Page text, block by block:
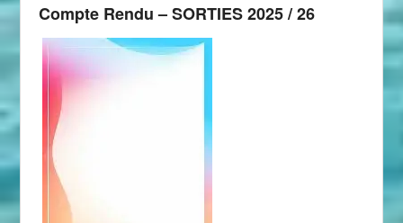
Compte Rendu – SORTIES 2025 / 26